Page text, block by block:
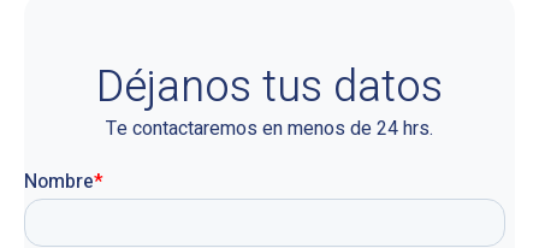
Déjanos tus datos
Te contactaremos en menos de 24 hrs.